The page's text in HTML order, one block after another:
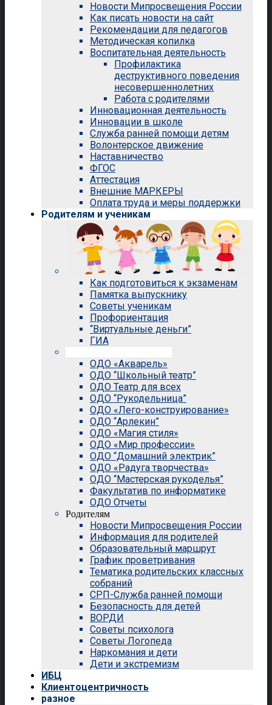
Новости Мипросвещения России
Как писать новости на сайт
Рекомендации для педагогов
Методическая копилка
Воспитательная деятельность
Профилактика
деструктивного поведения
несовершеннолетних
Работа с родителями
Инновационная деятельность
Инновации в школе
Служба ранней помощи детям
Волонтерское движение
Наставничество
ФГОС
Аттестация
Внешние МАРКЕРЫ
Оплата труда и меры поддержки
Родителям и ученикам
Как подготовиться к экзаменам
Памятка выпускнику
Советы ученикам
Профориентация
“Виртуальные деньги”
ГИА
ОДО «Акварель»
ОДО “Школьный театр”
ОДО Театр для всех
ОДО “Рукодельница”
ОДО «Лего-конструирование»
ОДО “Арлекин”
ОДО «Магия стиля»
ОДО «Мир профессии»
ОДО “Домашний электрик”
ОДО «Радуга творчества»
ОДО “Мастерская рукоделья”
Факультатив по информатике
ОДО Отчеты
Родителям
Новости Мипросвещения России
Информация для родителей
Образовательный маршрут
График проветривания
Тематика родительских классных
собраний
СРП-Служба ранней помощи
Безопасность для детей
ВОРДИ
Советы психолога
Советы Логопеда
Наркомания и дети
Дети и экстремизм
ИБЦ
Клиентоцентричность
разное